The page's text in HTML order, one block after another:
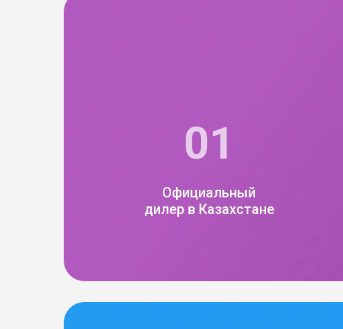
01
Официальный
дилер в Казахстане